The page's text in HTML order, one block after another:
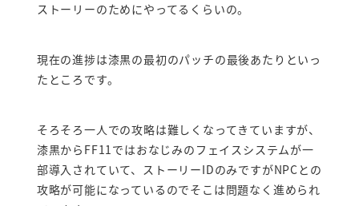
ストーリーのためにやってるくらいの。
現在の進捗は漆黒の最初のパッチの最後あたりといっ
たところです。
そろそろ一人での攻略は難しくなってきていますが、
漆黒からFF11ではおなじみのフェイスシステムが一
部導入されていて、ストーリーIDのみですがNPCとの
攻略が可能になっているのでそこは問題なく進められ